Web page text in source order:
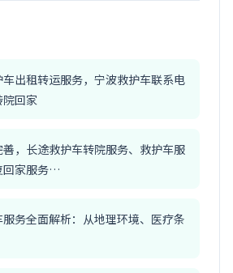
出租转运服务，宁波救护车联系电
回家
，长途救护车转院服务、救护车服
回家服务…
务全面解析：从地理环境、医疗条